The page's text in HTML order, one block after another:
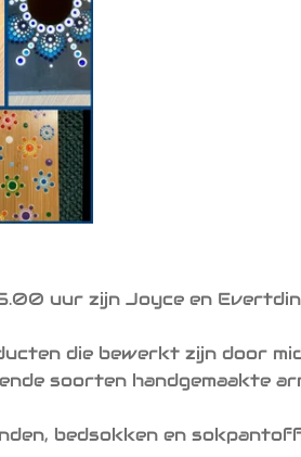
uur zijn Joyce en
die bewerkt zijn door
soorten handgemaakte
bedsokken en